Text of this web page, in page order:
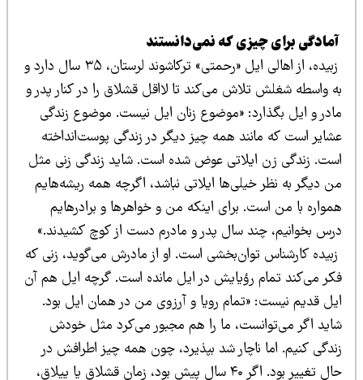
برای چیزی که نمی‌دانستند
زبیده، از اهالی ایل «رحمتی» ترکاشوند لرستان، ۳۵ سال دارد و
واسطه شغلش تلاش می‌کند تا لااقل قشلاق را در کنار پدر و
و ایل بگذارد: «موضوع زنان ایل نیست. موضوع زندگی
است که مانند همه چیز دیگر در زندگی پوست‌انداخته
زندگی زن ایلاتی عوض شده است. شاید زندگی زنی مثل
دیگر به نظر خیلی‌ها ایلاتی نباشد، اگرچه همه ریشه‌هایم
با من است. برای اینکه من و خواهرها و برادرهایم
بخوانیم، چند سال پدر و مادرم دست از کوچ کشیدند.»
کارشناس توان‌بخشی است. او از مادرش می‌گوید، زنی که
می‌کند تمام رؤیایش در ایل مانده است. گرچه ایل هم آن
قدیم نیست: «تمام رویا و آرزوی من در همان ایل بود.
اگر می‌توانست، ما را هم مجبور می‌کرد مثل خودش
کنیم. اما ناچار شد بپذیرد، چون همه چیز اطرافش در
حال تغییر بود. اگر ۴۰ سال پیش بود، زمان قشلاق یا ییلاق،